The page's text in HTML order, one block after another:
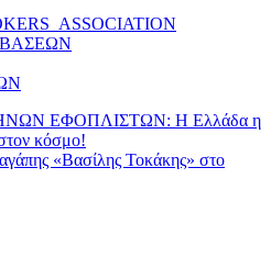
ASSOCIATION
ΕΦΟΠΛΙΣΤΩΝ: Η Ελλάδα η
κόσμο!
«Βασίλης Τοκάκης» στο